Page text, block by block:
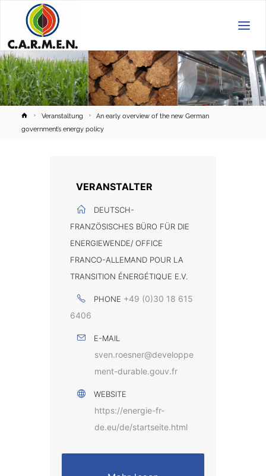
HomeVeranstaltung
An early overview of the new German
government’s energy policy
VERANSTALTER
DEUTSCH-
FRANZÖSISCHES BÜRO FÜR DIE
ENERGIEWENDE/ OFFICE
FRANCO-ALLEMAND POUR LA
TRANSITION ÉNERGÉTIQUE E.V.
PHONE +49 (0)30 18 615
6406
E-MAIL
sven.roesner@developpe
ment-durable.gouv.fr
WEBSITE
https://energie-fr-
de.eu/de/startseite.html